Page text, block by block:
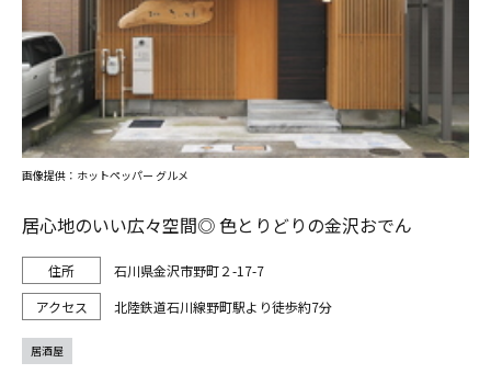
居心地のいい広々空間◎ 色とりどりの金沢おでん
石川県金沢市野町２-17-7
北陸鉄道石川線野町駅より徒歩約7分
画像提供：ホットペッパー グルメ
居酒屋